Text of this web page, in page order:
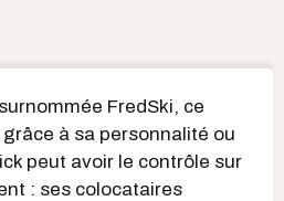
FredSki, ce
à sa personnalité ou
peut avoir le contrôle sur
: ses colocataires